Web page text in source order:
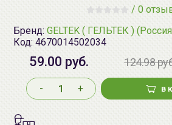
/ 0
Бренд: GELTEK ( ГЕЛЬТЕК )
Код: 4670014502034
59.00 руб. 124.98
- + в